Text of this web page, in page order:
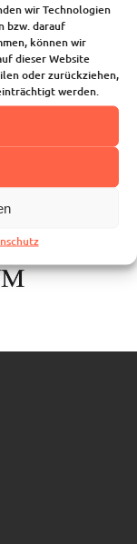
wir Technologien
bzw. darauf
können wir
dieser Website
oder zurückziehen,
werden.